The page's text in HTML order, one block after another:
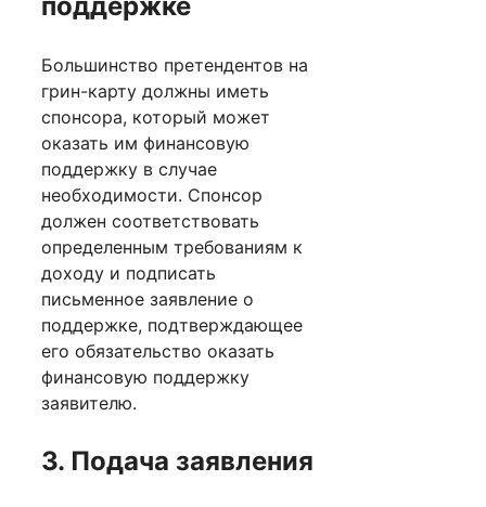
Большинство претендентов на
грин-карту должны иметь
спонсора, который может
оказать им финансовую
поддержку в случае
необходимости. Спонсор
должен соответствовать
определенным требованиям к
доходу и подписать
письменное заявление о
поддержке, подтверждающее
его обязательство оказать
финансовую поддержку
заявителю.
3. Подача заявления